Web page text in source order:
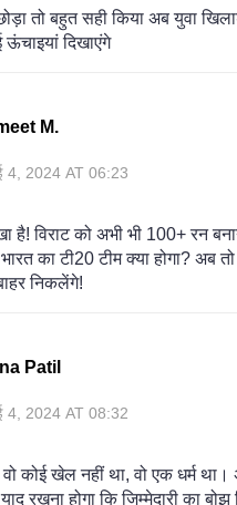
तो बहुत सही किया अब युवा
दिखाएंगे
M.
4, 2024 AT 06:23
है! विराट को अभी भी 100+ रन
का टी20 टीम क्या होगा? अब
निकलेंगे!
Patil
4, 2024 AT 08:32
वो कोई खेल नहीं था, वो एक धर्म
रखना होगा कि जिम्मेदारी का बोझ